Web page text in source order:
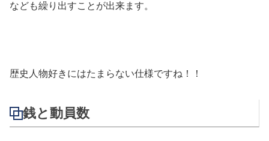
なども繰り出すことが出来ます。
歴史人物好きにはたまらない仕様ですね！！
銭と動員数